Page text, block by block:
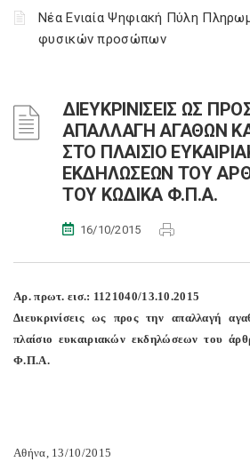
Νέα Ενιαία Ψηφιακή Πύλη
φυσικών προσώπων
ΔΙΕΥΚΡΙΝΙΣΕΙΣ ΩΣ
ΑΠΑΛΛΑΓΗ ΑΓΑΘΩΝ
ΣΤΟ ΠΛΑΙΣΙΟ
ΕΚΔΗΛΩΣΕΩΝ ΤΟΥ
ΤΟΥ ΚΩΔΙΚΑ Φ.Π.Α.
16/10/2015
Αρ. πρωτ. εισ.: 1121040/13.10.2015
Διευκρινίσεις ως προς την απαλλαγή
πλαίσιο ευκαιριακών εκδηλώσεων του
Φ.Π.Α.
Αθήνα, 13/10/2015